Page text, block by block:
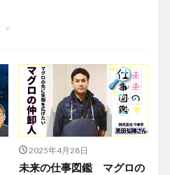
2025年4月28日
未来の仕事図鑑 マグロの